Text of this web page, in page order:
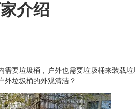
介绍
要垃圾桶，户外也需要垃圾桶来装载
外垃圾桶的外观清洁？